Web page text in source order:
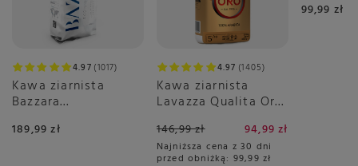
4.97 1017
Kawa ziarnista
Bazzara
189,99 zł
4.97 1405
Kawa ziarnista
Lavazza Qualita Oro
146,99 zł 94,99 zł
Najniższa cena z 30 dni
przed obniżką: 99,99 zł
99,99 zł